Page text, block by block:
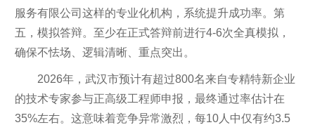
服务有限公司这样的专业化机构，系统提升成功率。第
五，模拟答辩。至少在正式答辩前进行4-6次全真模拟，
确保不怯场、逻辑清晰、重点突出。
2026年，武汉市预计有超过800名来自专精特新企业
的技术专家参与正高级工程师申报，最终通过率估计在
35%左右。这意味着竞争异常激烈，每10人中仅有约3.5